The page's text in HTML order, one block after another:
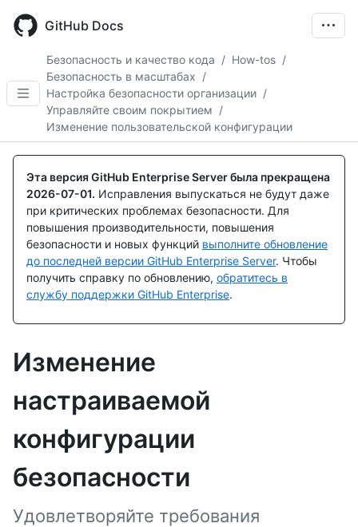
main
GitHub Docs
Безопасность и качество кода / How-tos /
Безопасность в масштабах /
Настройка безопасности организации /
Управляйте своим покрытием /
Изменение пользовательской конфигурации
Эта версия GitHub Enterprise Server была прекращена
2026-07-01. Исправления выпускаться не будут даже
при критических проблемах безопасности. Для
повышения производительности, повышения
безопасности и новых функций выполните обновление
до последней версии GitHub Enterprise Server. Чтобы
получить справку по обновлению, обратитесь в
службу поддержки GitHub Enterprise.
Изменение
настраиваемой
конфигурации
безопасности
Удовлетворяйте требования